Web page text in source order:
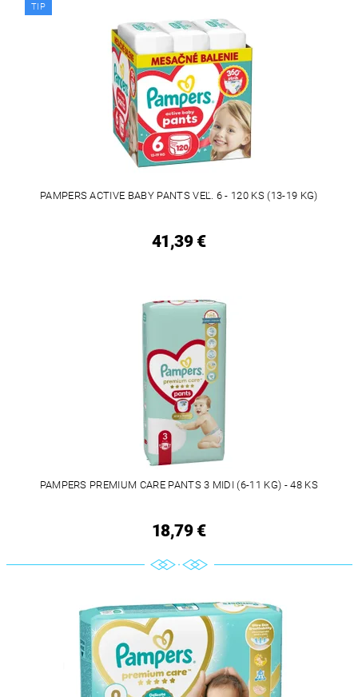
TIP
PAMPERS ACTIVE BABY PANTS VEĽ. 6 - 120 KS (13-19 KG)
41,39 €
PAMPERS PREMIUM CARE PANTS 3 MIDI (6-11 KG) - 48 KS
18,79 €